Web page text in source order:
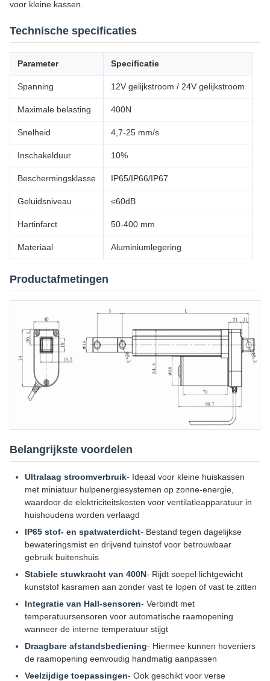
voor kleine kassen.
Technische specificaties
Parameter Specificatie
Spanning 12V gelijkstroom / 24V gelijkstroom
Maximale belasting 400N
Snelheid 4,7-25 mm/s
Inschakelduur 10%
Beschermingsklasse IP65/IP66/IP67
Geluidsniveau ≤60dB
Hartinfarct 50-400 mm
Materiaal Aluminiumlegering
Productafmetingen
Belangrijkste voordelen
Ultralaag stroomverbruik- Ideaal voor kleine huiskassen
met miniatuur hulpenergiesystemen op zonne-energie,
waardoor de elektriciteitskosten voor ventilatieapparatuur in
huishoudens worden verlaagd
IP65 stof- en spatwaterdicht- Bestand tegen dagelijkse
bewateringsmist en drijvend tuinstof voor betrouwbaar
gebruik buitenshuis
Stabiele stuwkracht van 400N- Rijdt soepel lichtgewicht
kunststof kasramen aan zonder vast te lopen of vast te zitten
Integratie van Hall-sensoren- Verbindt met
temperatuursensoren voor automatische raamopening
wanneer de interne temperatuur stijgt
Draagbare afstandsbediening- Hiermee kunnen hoveniers
de raamopening eenvoudig handmatig aanpassen
Veelzijdige toepassingen- Ook geschikt voor verse